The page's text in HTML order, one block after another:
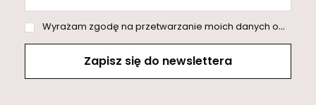
Wyrażam zgodę na przetwarzanie moich danych osobowych (adres e-mail) na potrzeby wysyłki newslettera z informacją handlową (marketing). Więcej w
Zapisz się do newslettera